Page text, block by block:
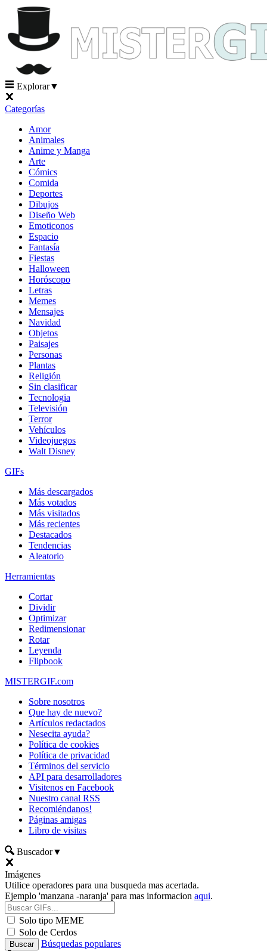
Explorar▼
Categorías
Amor
Animales
Anime y Manga
Arte
Cómics
Comida
Deportes
Dibujos
Diseño Web
Emoticonos
Espacio
Fantasía
Fiestas
Halloween
Horóscopo
Letras
Memes
Mensajes
Navidad
Objetos
Paisajes
Personas
Plantas
Religión
Sin clasificar
Tecnologia
Televisión
Terror
Vehículos
Videojuegos
Walt Disney
GIFs
Más descargados
Más votados
Más visitados
Más recientes
Destacados
Tendencias
Aleatorio
Herramientas
Cortar
Dividir
Optimizar
Redimensionar
Rotar
Leyenda
Flipbook
MISTERGIF.com
Sobre nosotros
Que hay de nuevo?
Artículos redactados
Nesecita ayuda?
Política de cookies
Política de privacidad
Términos del servicio
API para desarrolladores
Visitenos en Facebook
Nuestro canal RSS
Recomiéndanos!
Páginas amigas
Libro de visitas
Buscador▼
Imágenes
Utilice operadores para una busqueda mas acertada.
Ejemplo 'manzana -naranja' para mas informacion aqui.
Solo tipo MEME
Solo de Cerdos
Búsquedas populares